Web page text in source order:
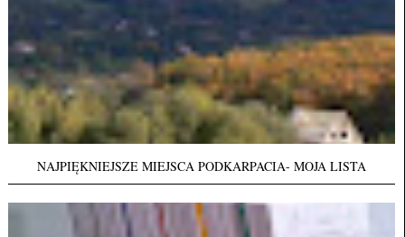
NAJPIĘKNIEJSZE MIEJSCA PODKARPACIA- MOJA LISTA